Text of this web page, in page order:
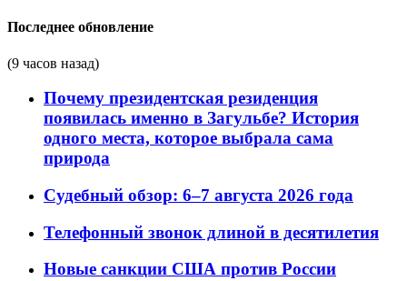
Последнее обновление
(9 часов назад)
Почему президентская резиденция
появилась именно в Загульбе? История
одного места, которое выбрала сама
природа
Судебный обзор: 6–7 августа 2026 года
Телефонный звонок длиной в десятилетия
Новые санкции США против России